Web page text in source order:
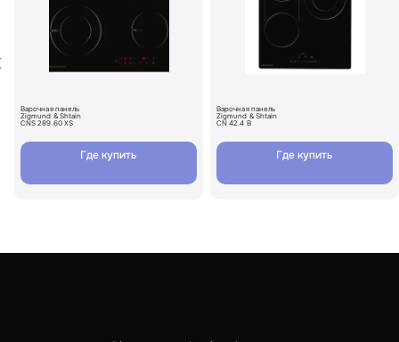
Варочная панель
Zigmund & Shtain
CNS 289.60 XS
Где купить
Варочная панель
Zigmund & Shtain
CN 42.4 B
Где купить